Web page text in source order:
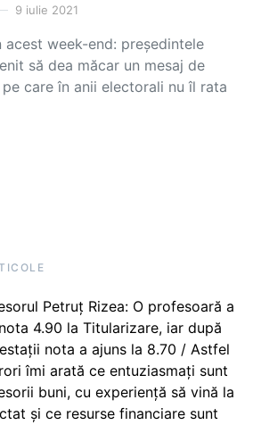
9 iulie 2021
acest week-end: președintele
să dea măcar un mesaj de
care în anii electorali nu îl rata
Petruț Rizea: O profesoară a
4.90 la Titularizare, iar după
nota a ajuns la 8.70 / Astfel
îmi arată ce entuziasmați sunt
buni, cu experiență să vină la
și ce resurse financiare sunt